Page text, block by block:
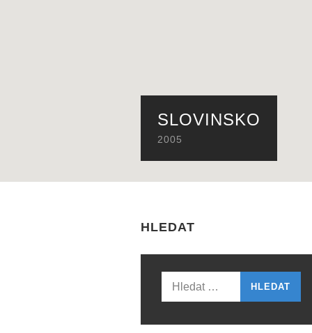
SLOVINSKO
2005
HLEDAT
Vyhledávání